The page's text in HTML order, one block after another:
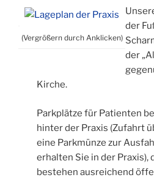
(Vergrößern durch Anklicken)
der
der
Kirche.
Parkplätze für Patienten
hinter der Praxis (Zufahrt
eine Parkmünze zur
erhalten Sie in der Praxis),
bestehen ausreichend